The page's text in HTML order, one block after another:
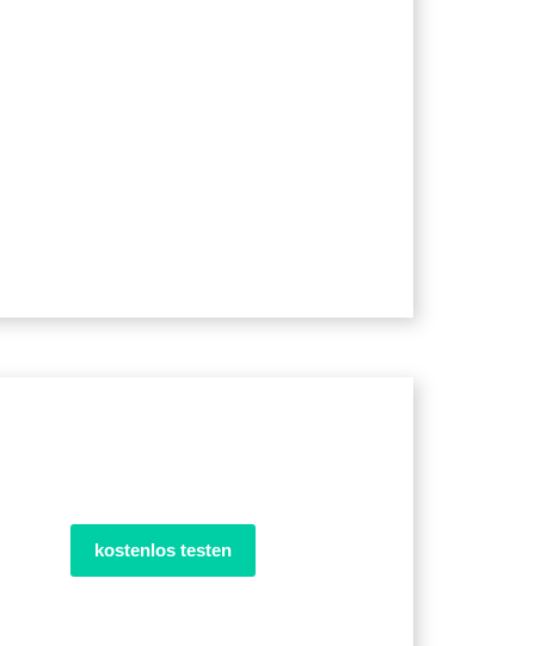
kostenlos testen